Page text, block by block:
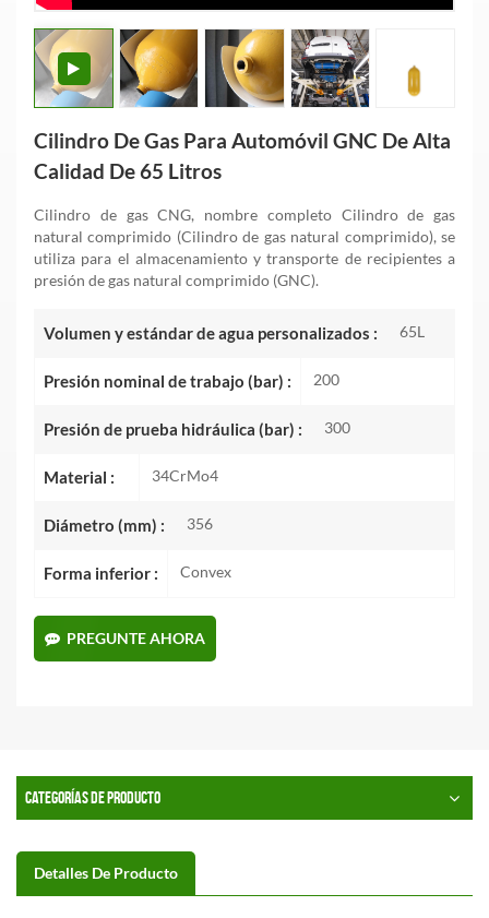
Cilindro De Gas Para Automóvil GNC De Alta
Calidad De 65 Litros
Cilindro de gas CNG, nombre completo Cilindro de gas
natural comprimido (Cilindro de gas natural comprimido), se
utiliza para el almacenamiento y transporte de recipientes a
presión de gas natural comprimido (GNC).
Volumen y estándar de agua personalizados : 65L
Presión nominal de trabajo (bar) : 200
Presión de prueba hidráulica (bar) : 300
Material : 34CrMo4
Diámetro (mm) : 356
Forma inferior : Convex
PREGUNTE AHORA
CATEGORÍAS DE PRODUCTO
Detalles De Producto